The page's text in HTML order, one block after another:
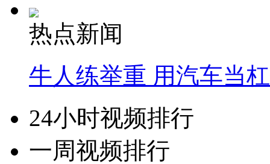
热点新闻
牛人练举重 用汽车当
24小时视频排行
一周视频排行